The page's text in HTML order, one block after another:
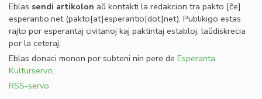
Eblas sendi artikolon aŭ kontakti la redakcion tra pakto [ĉe]
esperantio.net(pakto[at]esperantio[dot]net). Publikigo estas
rajto por esperantaj civitanoj kaj paktintaj establoj, laŭdiskrecia
por la ceteraj.
Eblas donaci monon por subteni nin pere de Esperanta
Kulturservo.
RSS-servo